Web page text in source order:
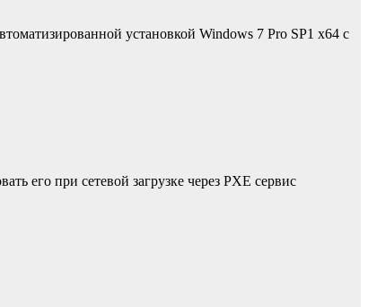
установкой Windows 7 Pro SP1 x64 с
его при сетевой загрузке через PXE сервис